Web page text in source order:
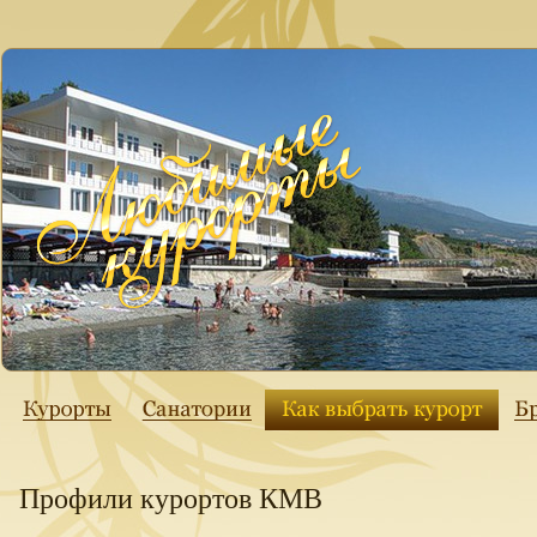
Профили курортов КМВ